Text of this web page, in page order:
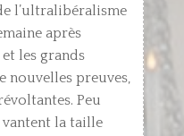
l’ultralibéralisme
après
les grands
nouvelles preuves,
Peu
la taille